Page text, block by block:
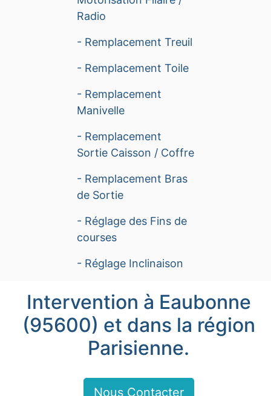
Radio
- Remplacement Treuil
- Remplacement Toile
- Remplacement
Manivelle
- Remplacement
Sortie Caisson / Coffre
- Remplacement Bras
de Sortie
- Réglage des Fins de
courses
- Réglage Inclinaison
Intervention à Eaubonne
(95600) et dans la région
Parisienne.
Nous Contacter